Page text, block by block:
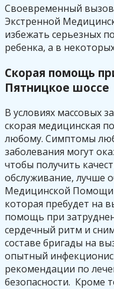
Своевременный
Экстренной
избежать серьезных
ребенка, а в
Скорая помощь
Пятницкое шоссе
В условиях массовых
скорая медицинская
любому. Симптомы
заболевания могут
чтобы получить
обслуживание, лучше
Медицинской Помощи
которая пребудет на
помощь при
сердечный ритм и
составе бригады на
опытный
рекомендации по
безопасности. Кроме